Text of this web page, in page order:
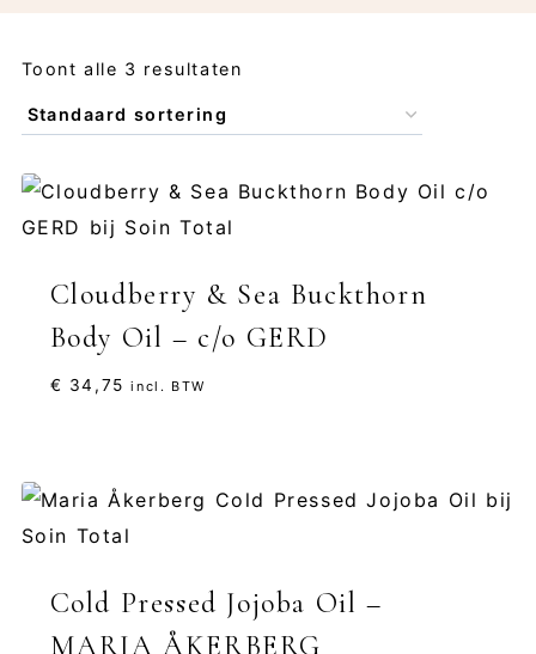
Toont alle 3 resultaten
Cloudberry & Sea Buckthorn
Body Oil – c/o GERD
€ 34,75 incl. BTW
Cold Pressed Jojoba Oil –
MARIA ÅKERBERG